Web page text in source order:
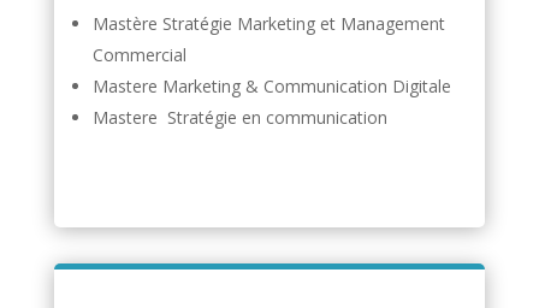
Mastère Stratégie Marketing et Management
Commercial
Mastere Marketing & Communication Digitale
Mastere Stratégie en communication